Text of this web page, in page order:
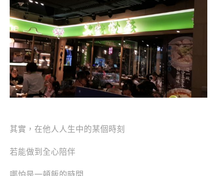
其實，在他人人生中的某個時刻
若能做到全心陪伴